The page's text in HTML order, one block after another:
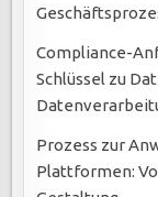
Compliance-
Schlüssel zu
Prozess zur
Plattformen: